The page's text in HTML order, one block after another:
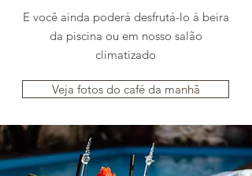
E você ainda poderá desfrutá-lo à beira
da piscina ou em nosso salão
climatizado
Veja fotos do café da manhã